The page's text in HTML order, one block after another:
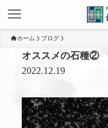
ホーム ブログ
オススメの石種②
2022.12.19